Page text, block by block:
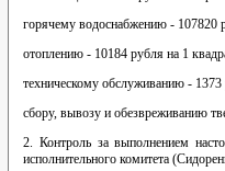
горячему водоснабжению - 107820
отоплению - 10184 рубля на 1
техническому обслуживанию -
сбору, вывозу и обезвреживанию
2. Контроль за выполнением
исполнительного комитета